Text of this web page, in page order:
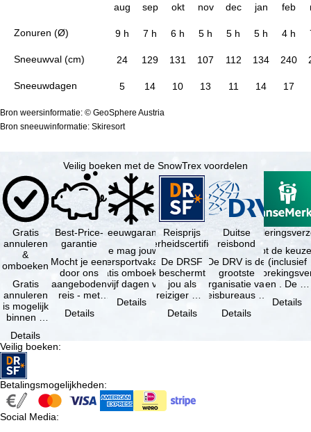
Zonuren (Ø)
Sneeuwval (cm)
Sneeuwdagen
aug sep okt nov dec jan feb
9 h 7 h 6 h 5 h 5 h 5 h 4 h
24 129 131 107 112 134 240
5 14 10 13 11 14 17
Bron weersinformatie: © GeoSphere Austria
Bron sneeuwinformatie: Skiresort
Veilig boeken met de SnowTrex voordelen
Gratis
annuleren
&
omboeken
Gratis
annuleren
is mogelijk
binnen 5
de
boeking,
als jouw
vakantie …
Details
Best-Price-
garantie
Mocht je een
door ons
aangeboden
reis - met
beschikbaarheid
Details
Sneeuwgarantie
Je mag jouw
wintersportvakantie
gratis omboeken
als vijf dagen voor
Details
Reisprijs
zekerheidscertificaat
De DRSF
beschermt
jou als
reiziger met
pakketreis
Details
Duitse
reisbond
De DRV is de
grootste
organisatie van
reisbureaus en
in Duitsland. …
Details
Je hebt de
(inclusief
en . De …
Details
Veilig boeken:
Betalingsmogelijkheden:
Social Media: